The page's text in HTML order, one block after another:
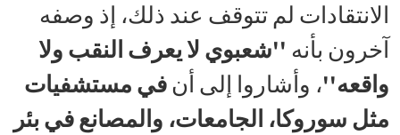
الانتقادات لم تتوقف عند ذلك، إذ وصفه
آخرون بأنه ''شعبوي لا يعرف النقب ولا
واقعه''، وأشاروا إلى أنفي مستشفيات
مثل سوروكا، الجامعات، والمصانع في بئر